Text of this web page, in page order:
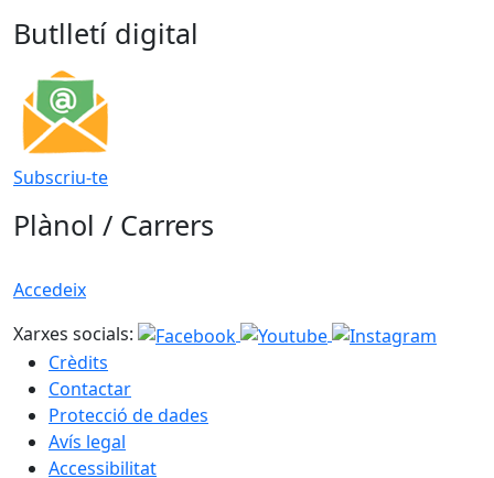
Butlletí digital
Subscriu-te
Plànol / Carrers
Accedeix
Xarxes socials:
Crèdits
Contactar
Protecció de dades
Avís legal
Accessibilitat